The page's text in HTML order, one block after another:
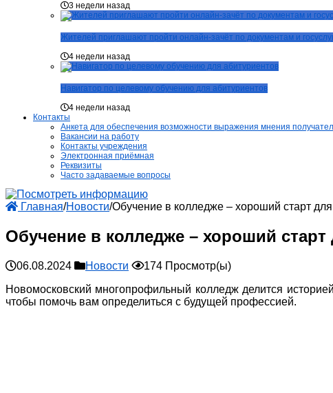
3 недели назад
Жителей приглашают пройти онлайн-зачёт по документам и
4 недели назад
Навигатор по целевому обучению для абитуриентов
4 недели назад
Контакты
Анкета для обеспечения возможности выражения мнения
Вакансии на работу
Контакты учреждения
Электронная приёмная
Реквизиты
Часто задаваемые вопросы
Главная/Новости/Обучение в колледже – хороший старт
Обучение в колледже – хороший старт
06.08.2024 Новости
174 Просмотр(ы)
Новомосковский многопрофильный колледж делится
чтобы помочь вам определиться с будущей профессией.